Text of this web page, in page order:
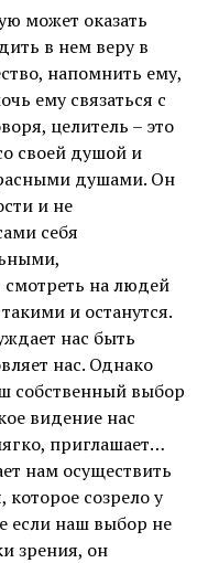
может оказать
в нем веру в
напомнить ему,
ему связаться с
целитель – это
своей душой и
душами. Он
и не
себя
на людей
и останутся.
нас быть
нас. Однако
собственный выбор
видение нас
приглашает…
нам осуществить
которое созрело у
если наш выбор не
зрения, он